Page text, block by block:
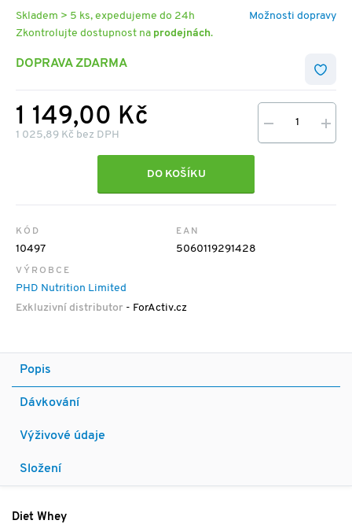
Možnosti dopravy
Skladem > 5 ks, expedujeme do 24h
Zkontrolujte dostupnost na prodejnách.
DOPRAVA ZDARMA
1 149,00 Kč
1 025,89 Kč bez DPH
DO KOŠÍKU
KÓD
10497
EAN
5060119291428
VÝROBCE
PHD Nutrition Limited
Exkluzivní distributor - ForActiv.cz
Popis
Dávkování
Výživové údaje
Složení
Diet Whey